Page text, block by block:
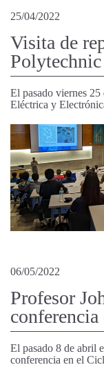
25/04/2022
Visita de
El pasado viernes 25
Eléctrica y
06/05/2022
Profesor
El pasado 8 de abril
conferencia en el